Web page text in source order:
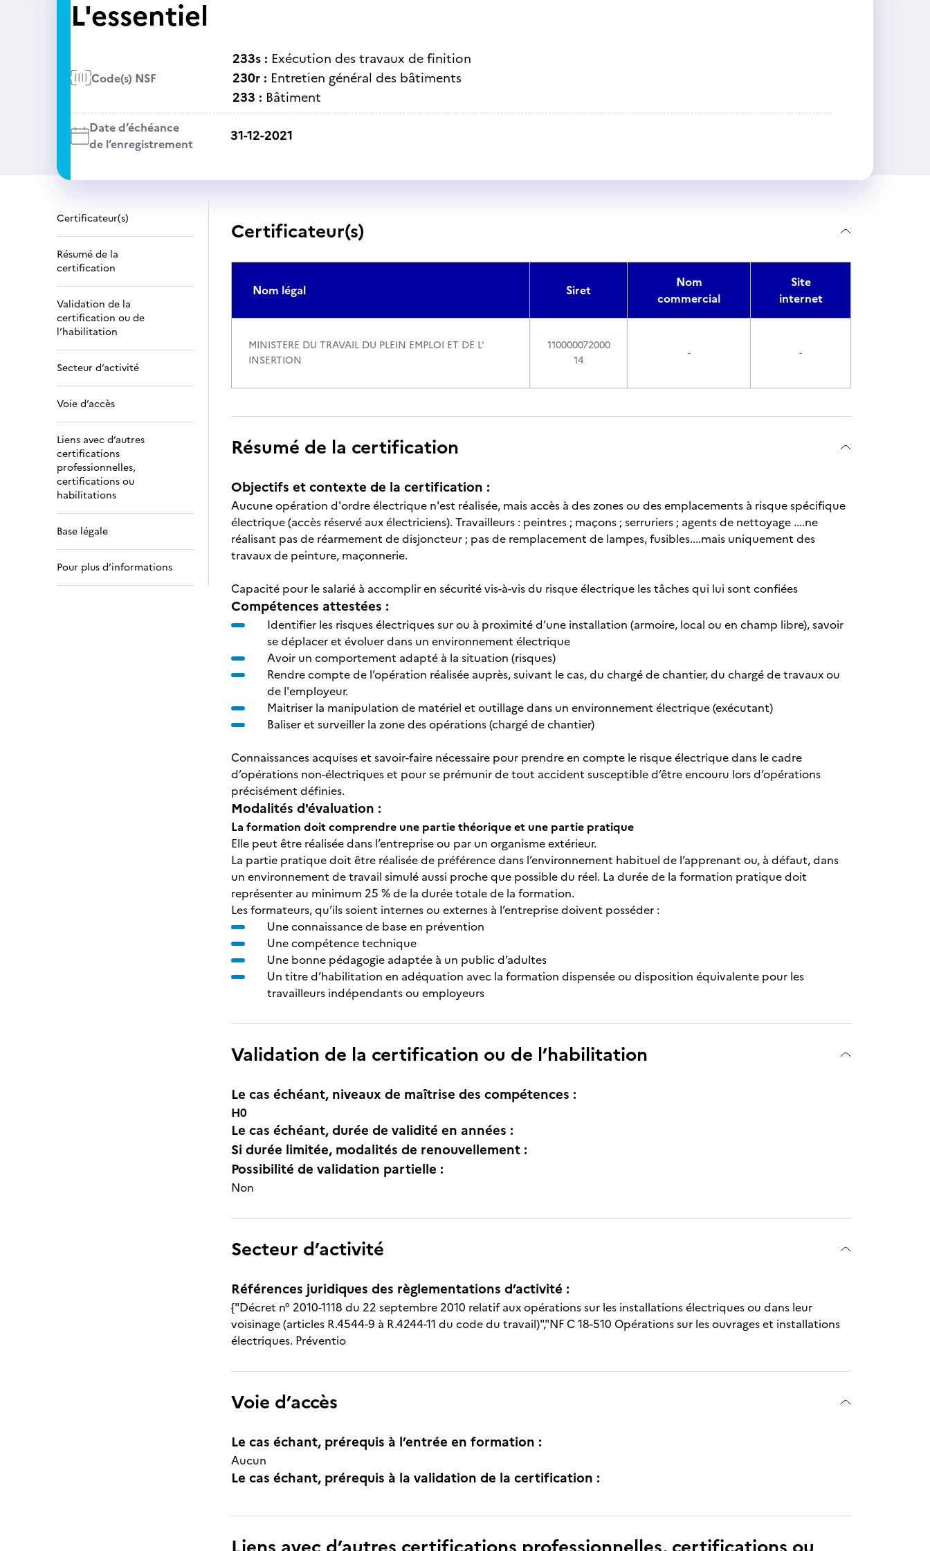
L'essentiel
Code(s) NSF
233s : Exécution des travaux de finition
230r : Entretien général des bâtiments
233 : Bâtiment
Date d’échéance
de l’enregistrement
31-12-2021
Certificateur(s)
Résumé de la
certification
Validation de la
certification ou de
l’habilitation
Secteur d’activité
Voie d’accès
Liens avec d’autres
certifications
professionnelles,
certifications ou
habilitations
Base légale
Pour plus d’informations
Certificateur(s)
Nom légal Siret
Nom
commercial
Site
internet
MINISTERE DU TRAVAIL DU PLEIN EMPLOI ET DE L'
INSERTION
110000072000
14
- -
Résumé de la certification
Objectifs et contexte de la certification :
Aucune opération d'ordre électrique n'est réalisée, mais accès à des zones ou des emplacements à risque spécifique
électrique (accès réservé aux électriciens). Travailleurs : peintres ; maçons ; serruriers ; agents de nettoyage ....ne
réalisant pas de réarmement de disjoncteur ; pas de remplacement de lampes, fusibles....mais uniquement des
travaux de peinture, maçonnerie.
Capacité pour le salarié à accomplir en sécurité vis-à-vis du risque électrique les tâches qui lui sont confiées
Compétences attestées :
Identifier les risques électriques sur ou à proximité d’une installation (armoire, local ou en champ libre), savoir
se déplacer et évoluer dans un environnement électrique
Avoir un comportement adapté à la situation (risques)
Rendre compte de l’opération réalisée auprès, suivant le cas, du chargé de chantier, du chargé de travaux ou
de l'employeur.
Maitriser la manipulation de matériel et outillage dans un environnement électrique (exécutant)
Baliser et surveiller la zone des opérations (chargé de chantier)
Connaissances acquises et savoir-faire nécessaire pour prendre en compte le risque électrique dans le cadre
d’opérations non-électriques et pour se prémunir de tout accident susceptible d’être encouru lors d’opérations
précisément définies.
Modalités d'évaluation :
La formation doit comprendre une partie théorique et une partie pratique
Elle peut être réalisée dans l’entreprise ou par un organisme extérieur.
La partie pratique doit être réalisée de préférence dans l’environnement habituel de l’apprenant ou, à défaut, dans
un environnement de travail simulé aussi proche que possible du réel. La durée de la formation pratique doit
représenter au minimum 25 % de la durée totale de la formation.
Les formateurs, qu’ils soient internes ou externes à l’entreprise doivent posséder :
Une connaissance de base en prévention
Une compétence technique
Une bonne pédagogie adaptée à un public d’adultes
Un titre d’habilitation en adéquation avec la formation dispensée ou disposition équivalente pour les
travailleurs indépendants ou employeurs
Validation de la certification ou de l’habilitation
Le cas échéant, niveaux de maîtrise des compétences :
H0
Le cas échéant, durée de validité en années :
Si durée limitée, modalités de renouvellement :
Possibilité de validation partielle :
Non
Secteur d’activité
Références juridiques des règlementations d’activité :
{"Décret n° 2010-1118 du 22 septembre 2010 relatif aux opérations sur les installations électriques ou dans leur
voisinage (articles R.4544-9 à R.4244-11 du code du travail)","NF C 18-510 Opérations sur les ouvrages et installations
électriques. Préventio
Voie d’accès
Le cas échant, prérequis à l’entrée en formation :
Aucun
Le cas échant, prérequis à la validation de la certification :